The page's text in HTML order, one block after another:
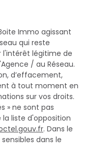
Immo agissant
qui reste
l'intérêt légitime de
/ au Réseau.
d’effacement,
à tout moment en
sur vos droits.
» ne sont pas
la liste d'opposition
. Dans le
dans le